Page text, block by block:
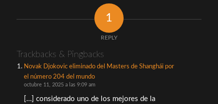
1
REPLY
Trackbacks & Pingbacks
Novak Djokovic eliminado del Masters de Shanghái por
el número 204 del mundo
octubre 11, 2025 a las 9:09 am
[…] considerado uno de los mejores de la